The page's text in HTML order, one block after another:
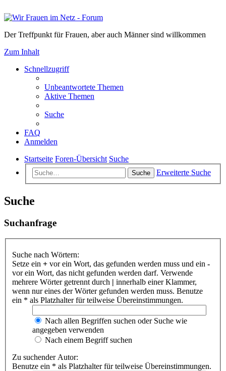
Der Treffpunkt für Frauen, aber auch Männer sind willkommen
Zum Inhalt
Schnellzugriff
Unbeantwortete Themen
Aktive Themen
Suche
FAQ
Anmelden
Startseite Foren-Übersicht Suche
Suche Erweiterte Suche
Suche
Suchanfrage
Suche nach Wörtern:
Setze ein + vor ein Wort, das gefunden werden muss und ein -
vor ein Wort, das nicht gefunden werden darf. Verwende
mehrere Wörter getrennt durch | innerhalb einer Klammer,
wenn nur eines der Wörter gefunden werden muss. Benutze
ein * als Platzhalter für teilweise Übereinstimmungen.
Nach allen Begriffen suchen oder Suche wie
angegeben verwenden
Nach einem Begriff suchen
Zu suchender Autor:
Benutze ein * als Platzhalter für teilweise Übereinstimmungen.